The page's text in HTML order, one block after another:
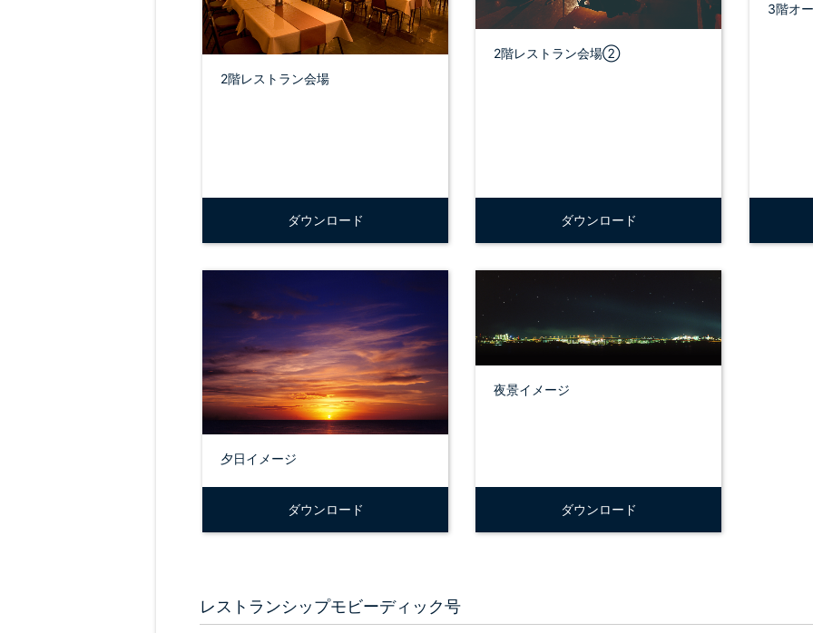
2階レストラン会場
ダウンロード
2階レストラン会場②
ダウンロード
3階オ
夕日イメージ
ダウンロード
夜景イメージ
ダウンロード
レストランシップモビーディック号